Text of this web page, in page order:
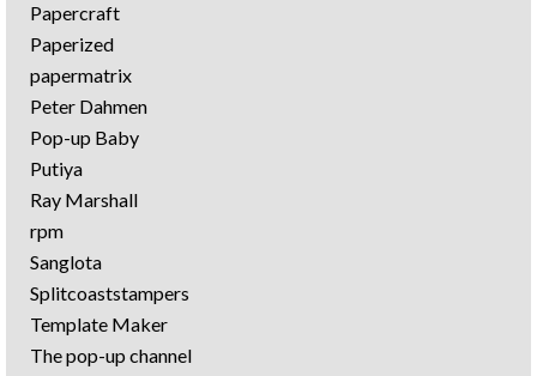
Papercraft
Paperized
papermatrix
Peter Dahmen
Pop-up Baby
Putiya
Ray Marshall
rpm
Sanglota
Splitcoaststampers
Template Maker
The pop-up channel